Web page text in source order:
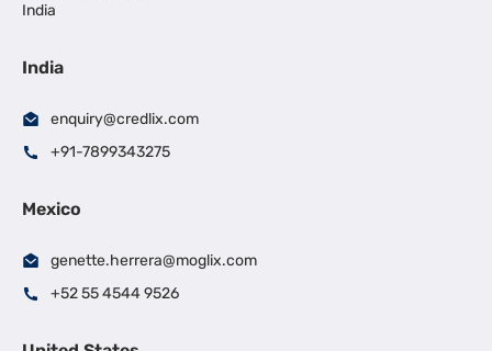
India
India
enquiry@credlix.com
+91-7899343275
Mexico
genette.herrera@moglix.com
+52 55 4544 9526